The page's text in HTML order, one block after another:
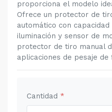
proporciona el modelo
Ofrece un protector de
automático con
iluminación y sensor de
protector de tiro manual
aplicaciones de pesaje de
Cantidad *